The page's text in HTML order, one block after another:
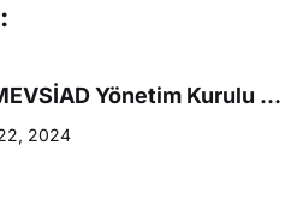
TÜMEVSİAD Yönetim Kurulu Başkanı Murat Yıldız’dan Dernek Üyelerimize ve Sektör Temsilcilerine Önemli Açıklama
2024